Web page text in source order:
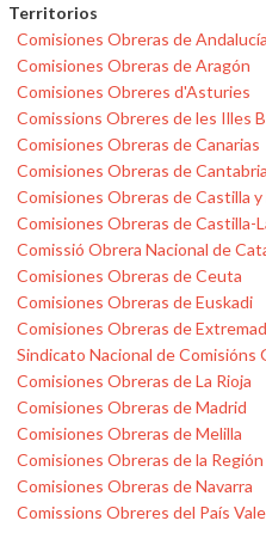
Territorios
Comisiones Obreras de Andalucía
Comisiones Obreras de Aragón
Comisiones Obreres d'Asturies
Comissions Obreres de les Illes
Comisiones Obreras de Canarias
Comisiones Obreras de Cantabria
Comisiones Obreras de Castilla y
Comisiones Obreras de Castilla-
Comissió Obrera Nacional de
Comisiones Obreras de Ceuta
Comisiones Obreras de Euskadi
Comisiones Obreras de
Sindicato Nacional de Comisións
Comisiones Obreras de La Rioja
Comisiones Obreras de Madrid
Comisiones Obreras de Melilla
Comisiones Obreras de la
Comisiones Obreras de Navarra
Comissions Obreres del País